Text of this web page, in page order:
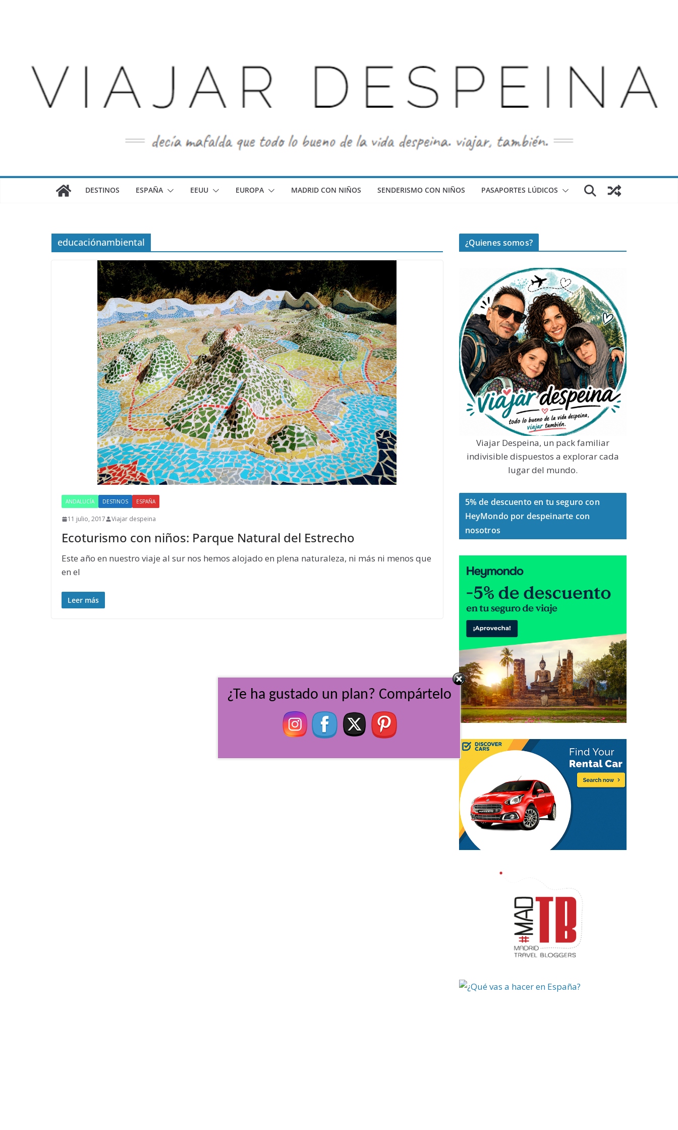
DESTINOS ESPAÑA EEUU EUROPA MADRID CON NIÑOS SENDERISMO CON NIÑOS PASAPORTES LÚDICOS
educaciónambiental
ANDALUCÍA DESTINOS ESPAÑA
11 julio, 2017 Viajar despeina
Ecoturismo con niños: Parque Natural del Estrecho
Este año en nuestro viaje al sur nos hemos alojado en plena naturaleza, ni más ni menos que
en el
Leer más
¿Quienes somos?
Viajar Despeina, un pack familiar
indivisible dispuestos a explorar cada
lugar del mundo.
5% de descuento en tu seguro con
HeyMondo por despeinarte con
nosotros
¿Te ha gustado un plan? Compártelo